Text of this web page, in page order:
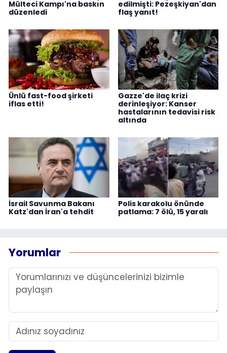
Mülteci Kampı'na baskın
düzenledi
edilmişti: Pezeşkiyan'dan
flaş yanıt!
Ünlü fast-food şirketi
iflas etti!
Gazze'de ilaç krizi
derinleşiyor: Kanser
hastalarının tedavisi risk
altında
İsrail Savunma Bakanı
Katz'dan İran'a tehdit
Polis karakolu önünde
patlama: 7 ölü, 15 yaralı
Yorumlar